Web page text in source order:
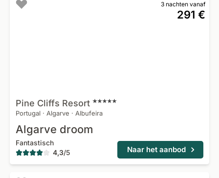
3 nachten vanaf
291 €
Pine Cliffs Resort
Portugal · Algarve · Albufeira
Algarve droom
Fantastisch
4,3/5 Naar het aanbod